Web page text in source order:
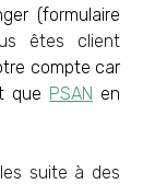
(formulaire
êtes client
compte car
que PSAN en
suite à des